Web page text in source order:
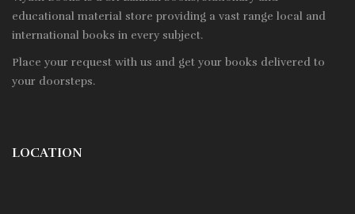
educational material store providing a vast range local and
international books in every subject.
Place your request with us and get your books delivered to
your doorsteps.
LOCATION